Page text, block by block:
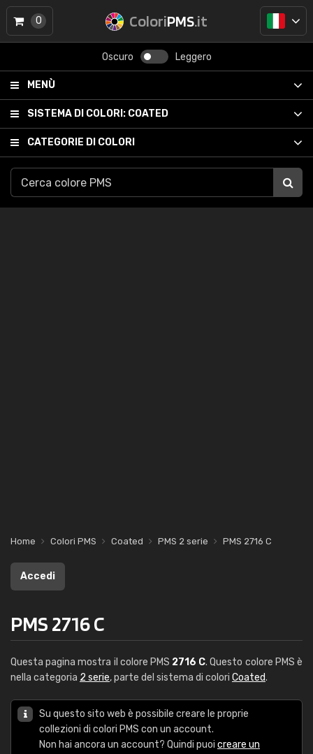
ColoriPMS.it
Oscuro Leggero
MENÙ
SISTEMA DI COLORI: COATED
CATEGORIE DI COLORI
0
Home Colori PMS Coated PMS 2 serie PMS 2716 C
Accedi
PMS 2716 C
Questa pagina mostra il colore PMS 2716 C. Questo colore PMS è
nella categoria 2 serie, parte del sistema di colori Coated.
Su questo sito web è possibile creare le proprie
collezioni di colori PMS con un account.
Non hai ancora un account? Quindi puoi creare un